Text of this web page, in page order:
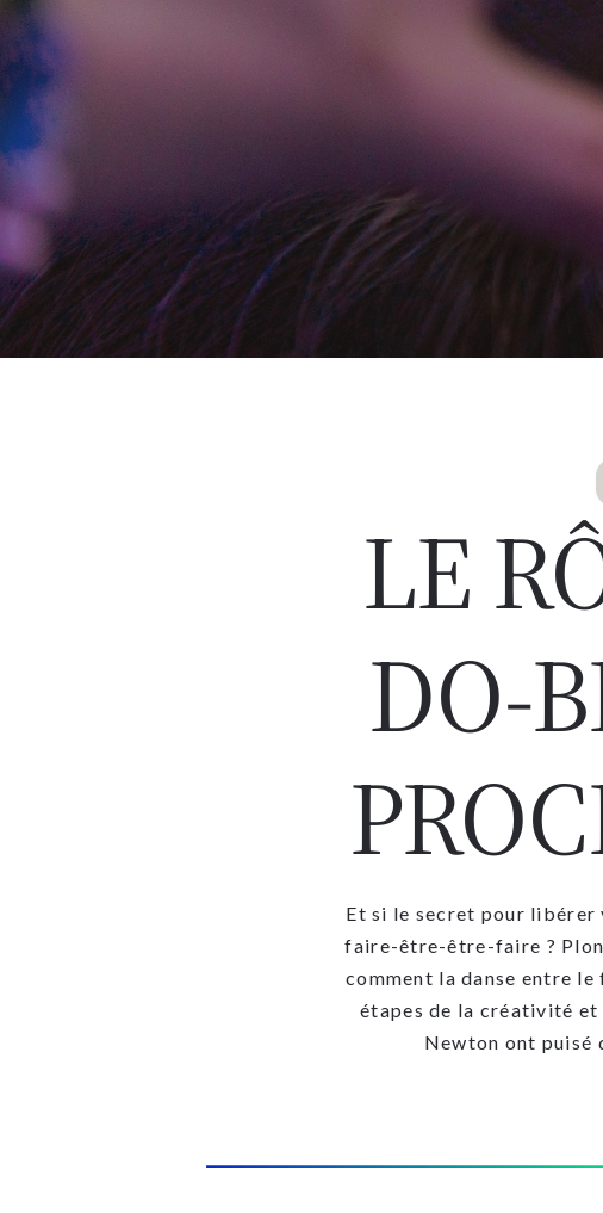
LE
DO-
Et si le secret pour
faire-être-être-faire ?
comment la danse entre
étapes de la créativité et
Newton ont puisé